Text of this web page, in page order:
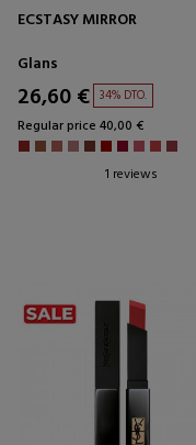
ECSTASY MIRROR
Glans
26,60 € 34% DTO.
Regular price 40,00 €
1 reviews